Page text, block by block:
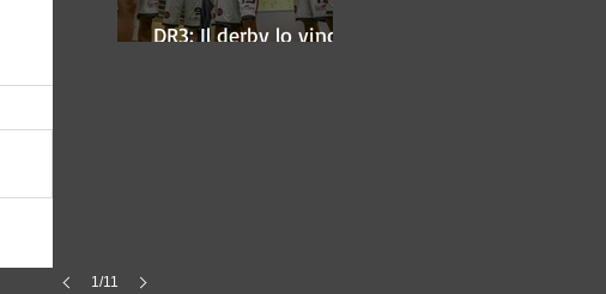
DR3: Il derby lo vince
1/11